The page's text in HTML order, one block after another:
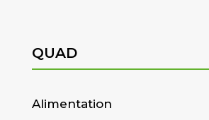
QUAD
Alimentation